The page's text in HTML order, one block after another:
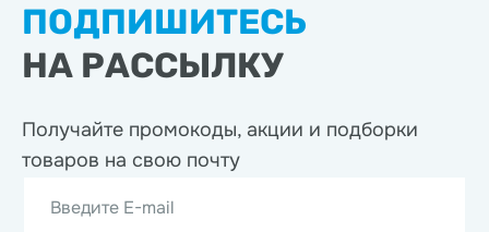
ПОДПИШИТЕСЬ
НА РАССЫЛКУ
Получайте промокоды, акции и подборки
товаров на свою почту
Введите E-mail